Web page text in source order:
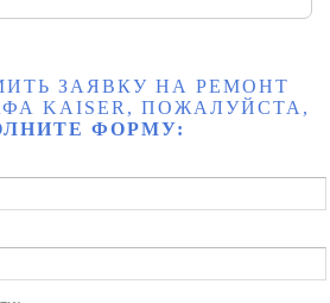
ЗАЯВКУ НА РЕМОНТ
KAISER, ПОЖАЛУЙСТА,
ФОРМУ: